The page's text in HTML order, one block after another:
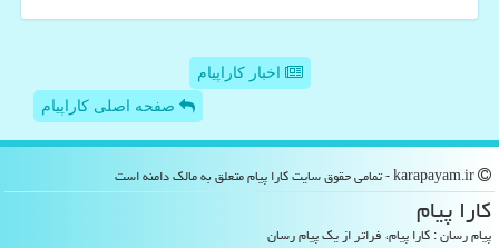
اخبار کاراپیام
صفحه اصلی کاراپیام
كارا پیام
پیام رسان : کارا پیام، فراتر از یک پیام رسان